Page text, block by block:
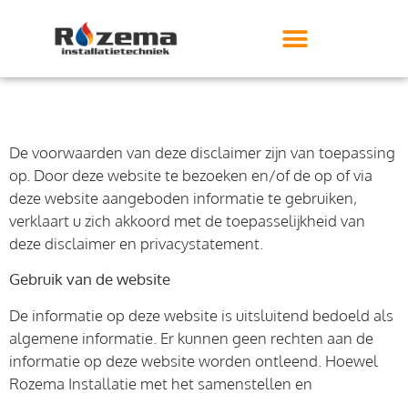
De voorwaarden van deze disclaimer zijn van toepassing
op. Door deze website te bezoeken en/of de op of via
deze website aangeboden informatie te gebruiken,
verklaart u zich akkoord met de toepasselijkheid van
deze disclaimer en privacystatement.
Gebruik van de website
De informatie op deze website is uitsluitend bedoeld als
algemene informatie. Er kunnen geen rechten aan de
informatie op deze website worden ontleend. Hoewel
Rozema Installatie met het samenstellen en